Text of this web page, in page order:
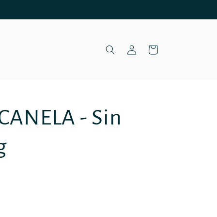
sesión
Carrito
- Sin